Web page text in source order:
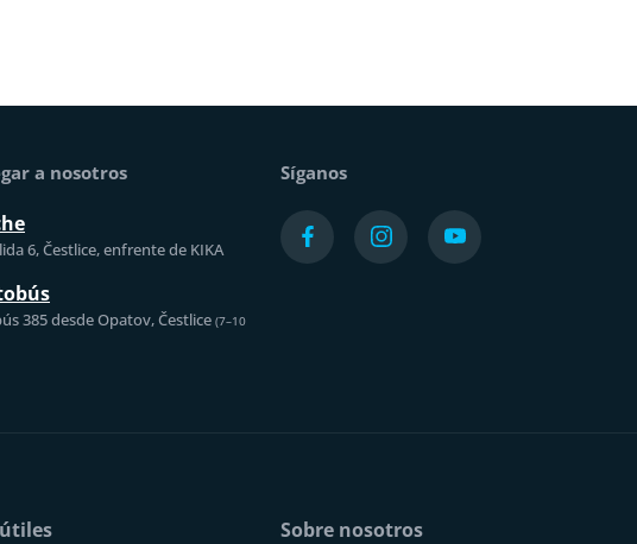
a nosotros
6, Čestlice, enfrente de KIKA
385 desde Opatov, Čestlice (7–10
Síganos
Sobre nosotros